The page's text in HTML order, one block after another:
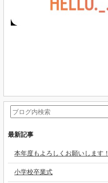
最新記事
本年度もよろしくお願いします！
小学校卒業式